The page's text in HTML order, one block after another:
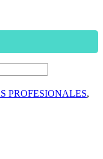
PROFESIONALES,